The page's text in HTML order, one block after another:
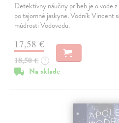
Detektívny náučny príbeh je o vode
po tajomné jaskyne. Vodník Vincent
múdrosti Vodovedu.
17,58 €
18,50 € ?
Na sklade